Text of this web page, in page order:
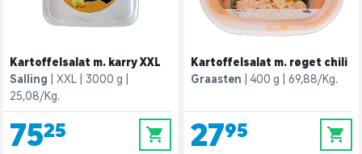
Kartoffelsalat m. karry XXL
Salling
XXL
3000 g
25,08/Kg.
75,25 0
Kartoffelsalat m. røget chili
Graasten
400 g 69,88/Kg.
27,95 0